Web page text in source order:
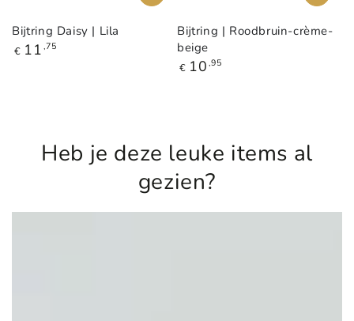
Bijtring Daisy | Lila
Reguliere
€ 11 ,75
Bijtring | Roodbruin-crème-
beige
Reguliere
€ 10 ,95
Heb je deze leuke items al
gezien?